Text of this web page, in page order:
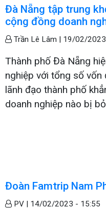
Đà Nẵng tập trung
cộng đồng doanh
Trần Lê Lâm | 19/02/
Thành phố Đà Nẵng
nghiệp với tổng số vốn
lãnh đạo thành phố
doanh nghiệp nào bị
Đoàn Famtrip Nam
PV | 14/02/2023 - 15:55